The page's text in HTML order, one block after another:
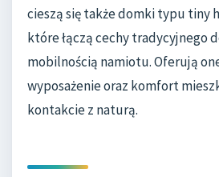
cieszą się także domki typu tiny
które łączą cechy tradycyjnego
mobilnością namiotu. Oferują
wyposażenie oraz komfort
kontakcie z naturą.